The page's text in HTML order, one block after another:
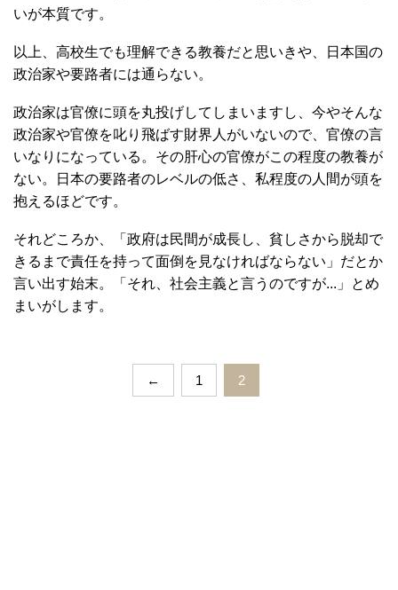
いが本質です。
以上、高校生でも理解できる教養だと思いきや、日本国の
政治家や要路者には通らない。
政治家は官僚に頭を丸投げしてしまいますし、今やそんな
政治家や官僚を叱り飛ばす財界人がいないので、官僚の言
いなりになっている。その肝心の官僚がこの程度の教養が
ない。日本の要路者のレベルの低さ、私程度の人間が頭を
抱えるほどです。
それどころか、「政府は民間が成長し、貧しさから脱却で
きるまで責任を持って面倒を見なければならない」だとか
言い出す始末。「それ、社会主義と言うのですが...」とめ
まいがします。
← 1 2